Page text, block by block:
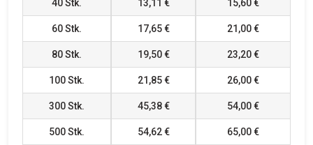
40Stk. 13,11 € 15,60 €
60Stk. 17,65 € 21,00 €
80Stk. 19,50 € 23,20 €
100Stk. 21,85 € 26,00 €
300Stk. 45,38 € 54,00 €
500Stk. 54,62 € 65,00 €